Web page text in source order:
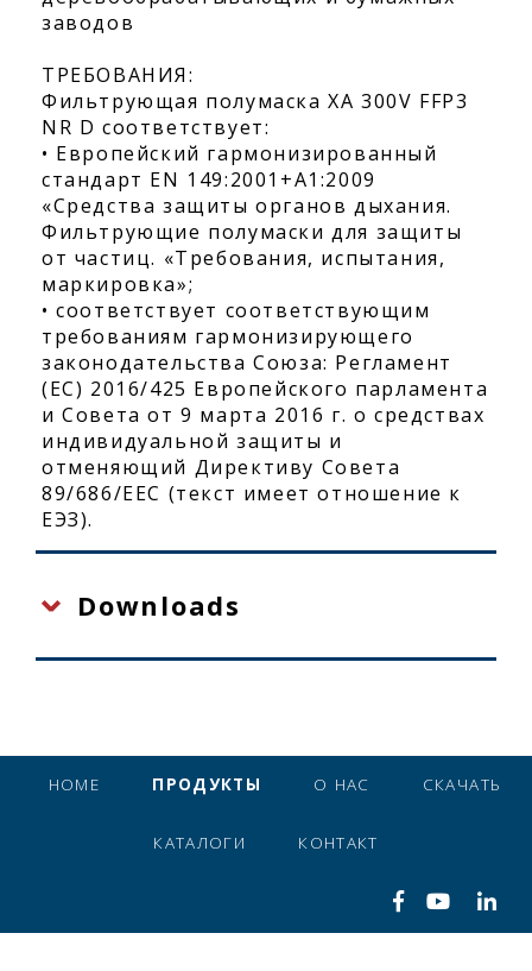
заводов
ТРЕБОВАНИЯ:
Фильтрующая полумаска XA 300V FFP3
NR D соответствует:
• Европейский гармонизированный
стандарт EN 149:2001+A1:2009
«Средства защиты органов дыхания.
Фильтрующие полумаски для защиты
от частиц. «Требования, испытания,
маркировка»;
• соответствует соответствующим
требованиям гармонизирующего
законодательства Союза: Регламент
(ЕС) 2016/425 Европейского парламента
и Совета от 9 марта 2016 г. о средствах
индивидуальной защиты и
отменяющий Директиву Совета
89/686/EEC (текст имеет отношение к
ЕЭЗ).
Downloads
HOME ПРОДУКТЫ О НАС СКАЧАТЬ
КАТАЛОГИ КОНТАКТ